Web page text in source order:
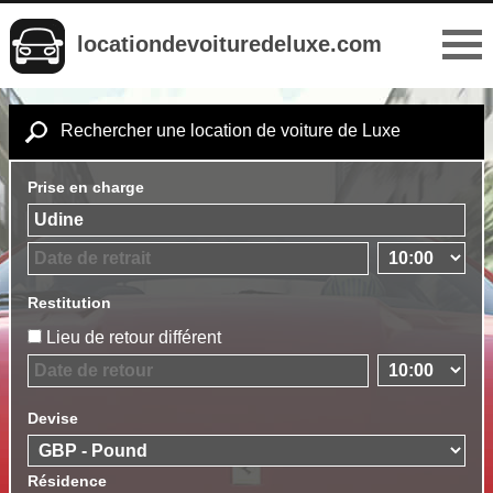
locationdevoituredeluxe.com
Rechercher une location de voiture de Luxe
Prise en charge
Restitution
Lieu de retour différent
Devise
Résidence